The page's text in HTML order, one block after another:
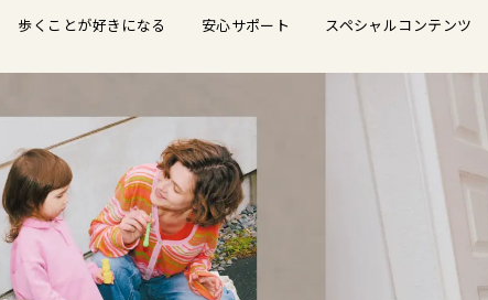
歩くことが好きになる 安心サポート スペシャルコンテンツ